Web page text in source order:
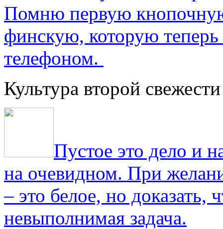
Помню первую
финскую, которую
телефоном.
Культура второй свежести
Пустое это дело и
на очевидном. При
– это белое, но доказать,
невыполнимая задача.